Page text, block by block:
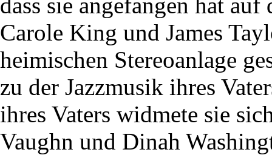
Carole King und James
heimischen Stereoanlage
zu der Jazzmusik ihres
ihres Vaters widmete sie
Vaughn und Dinah